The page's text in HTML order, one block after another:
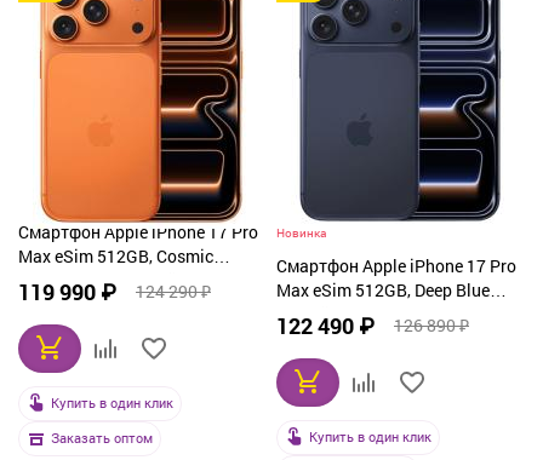
Смартфон Apple iPhone 17 Pro
Max eSim 512GB, Cosmic
Orange (оранжевый)
119 990 ₽ 124 290 ₽
Купить в один клик
Заказать оптом
Новинка
Смартфон Apple iPhone 17 Pro
Max eSim 512GB, Deep Blue
(синий)
122 490 ₽ 126 890 ₽
Купить в один клик